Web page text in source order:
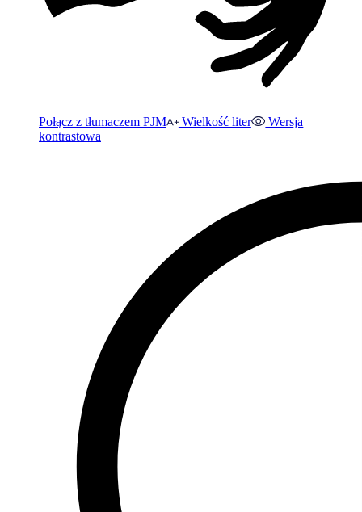
Połącz z tłumaczem PJM Wielkość liter
Wersja
kontrastowa